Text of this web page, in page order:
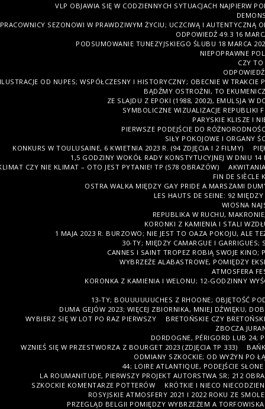
VLP OBJAWIA SIĘ W CODZIENNYCH SYTUACJACH NAJPIERW
PRACOWNICY SEZONOWI W PRAWDZIWYM ŻYCIU; UCZCIWĄ I AUTENTYCZNĄ
ODPOWIEDŹ 49.3 16
PODSUMOWANIE TUNEZYJSKIEGO ŚLUBU 18 MARCA
NIEPOPRAWNE
CZY TO
OD NUPES; WSPÓŁCZESNY I HISTORYCZNY; OBECNIE W TRAKCIE
BĄDŹMY OSTROŻNI, TO
ZE SLAJDU Z EPOKI (1988, 2002), EMULSJA W
SYMBOLICZNE WIZUALIZACJE REPUBLIKI
PARYSKIE KLISZE I
PIERWSZE PODEJŚCIE DO
SIŁY POKOJOWE I ORGANY
KONKURS W TOULUSAINE, 6 KWIETNIA 2023 R. (94 ZDJĘCIA I 2 FILMY)
1,5 GODZINY WOKÓŁ RADY KONSTYTUCYJNEJ W DNIU
CZY NIE KLIMAT – OTO JEST PYTANIE! TP (578 OBRAZÓW)
FIN DE SIÈCLE
OSTRA WALKA MIĘDZY GAY PRIDE A MARSZAMI
LES HAUTS DE SEINE: 92
WIOSNA
REPUBLIKA W RUCHU,
KORONKI Z KAMIENIA I STALI
1 MAJA 2023 R. BURZOWO; NIE JEST TO OAZA POKOJU, ALE
30-TY; MIĘDZY CAMARGUE I
CANNES I SAINT TROPEZ ROBIĄ SWOJE
WYBRZEŻE ALABASTROWE, POMIĘDZY
ATMOSFERA
KORONKA Z KAMIENIA I WELONU; 12-GODZINNY
13-TY; BOUUUUUUCHES Z RHOONE; OBJĘTOŚĆ
DUMA GEJÓW 2023; WIĘCEJ ZBIORNIKA, MNIEJ DŹWIĘKU,
WYBIERZ SIĘ W LOT PO RAZ PIERWSZY
BRETOŃSKIE CZY
ZBOCZA
DORDOGNE, PÉRIGORD LUB 24;
WZNIEŚ SIĘ W PRZESTWORZA Z BOURGET 2023 (ZDJĘCIA TP 333)
ODMIANY SZKOCKIE; OD WYŻYN PO
44; LOIRE ATLANTIQUE, PODEJŚCIE SŁONE
LA ROUMANITUDE, PIERWSZY PROJEKT AUTORSTWA SR; 212
SZKOCKIE KOMENTARZE POTTERÓW
KRÓTKIE I NIECO
ROSYJSKIE ATMOSFERY 2021 I 2022 ROKU ZE
PRZEGLĄD BELGII POMIĘDZY WYBRZEŻEM A